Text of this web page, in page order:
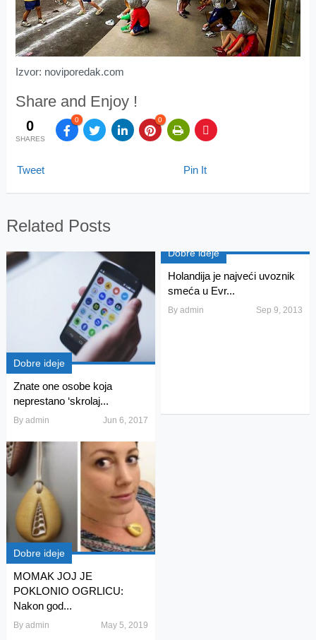
Izvor: noviporedak.com
Share and Enjoy !
0
SHARES
0 0
Tweet Pin It
Related Posts
Dobre ideje
Znate one osobe koja
neprestano ‘skrolaj...
By admin Jun 6, 2017
Dobre ideje
Holandija je najveći uvoznik
smeća u Evr...
Byadmin Sep 9, 2013
Dobre ideje
MOMAK JOJ JE
POKLONIO OGRLICU:
Nakon god...
By admin May 5, 2019